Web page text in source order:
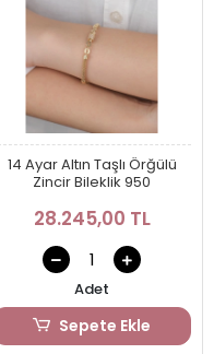
14 Ayar Altın Taşlı Örğülü
Zincir Bileklik 950
28.245,00 TL
Adet
Sepete Ekle